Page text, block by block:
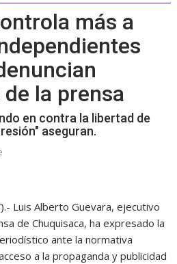
más a
la prensa
en contra la libertad de
aseguran.
Luis Alberto Guevara, ejecutivo
de Chuquisaca, ha expresado la
ante la normativa
a la propaganda y publicidad